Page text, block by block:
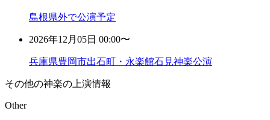
島根県外で公演予定
2026年12月05日 00:00〜
兵庫県豊岡市出石町・永楽館石見神楽公演
その他の神楽の上演情報
Other